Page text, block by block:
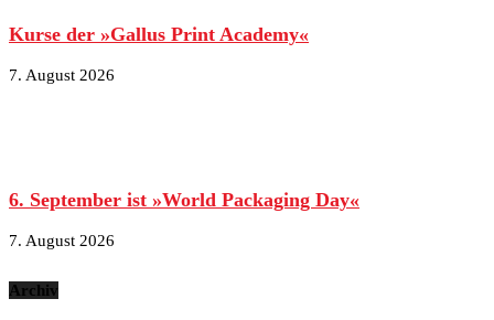
Kurse der »Gallus Print Academy«
7. August 2026
6. September ist »World Packaging Day«
7. August 2026
Archiv